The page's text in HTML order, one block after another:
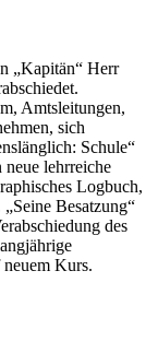
„Kapitän“ Herr
Amtsleitungen,
sich
Schule“
lehrreiche
Logbuch,
Besatzung“
des
Kurs.